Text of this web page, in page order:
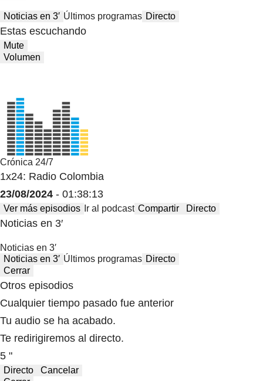
Noticias en 3′ Últimos programas Directo
Estas escuchando
Mute
Volumen
Crónica 24/7
1x24: Radio Colombia
23/08/2024 - 01:38:13
Ver más episodios Ir al podcast Compartir Directo
Noticias en 3′
Noticias en 3′
Noticias en 3′ Últimos programas Directo
Cerrar
Otros episodios
Cualquier tiempo pasado fue anterior
Tu audio se ha acabado.
Te redirigiremos al directo.
5 "
Directo
Cancelar